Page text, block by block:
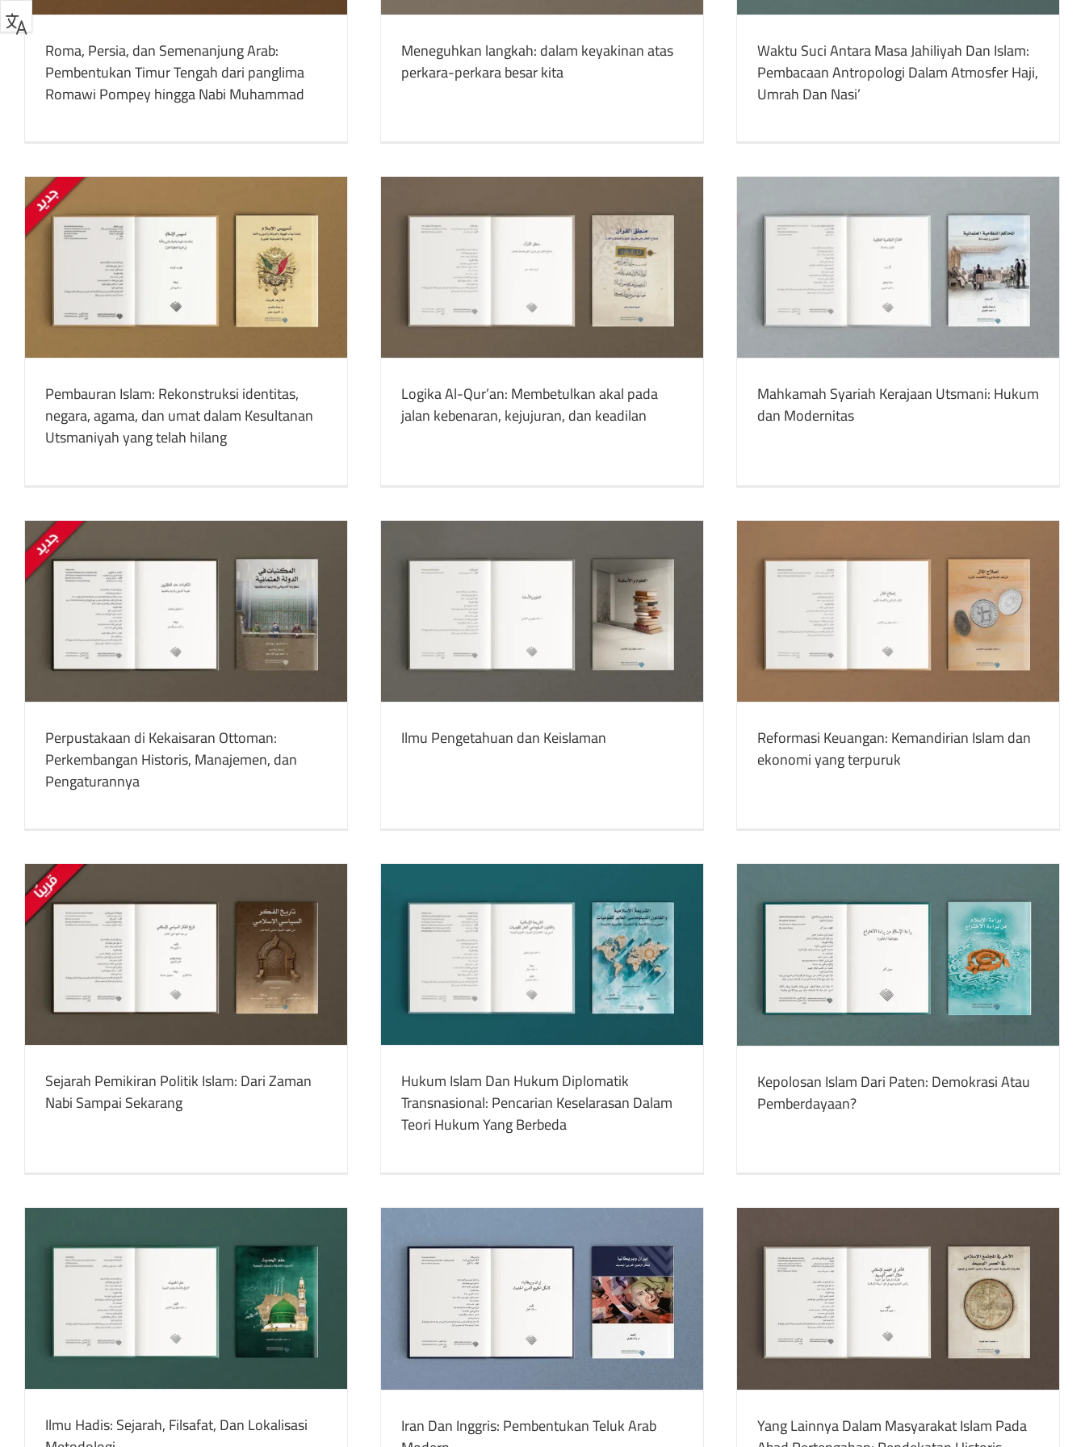
Roma, Persia, dan Semenanjung Arab:
Pembentukan Timur Tengah dari panglima
Romawi Pompey hingga Nabi Muhammad
Meneguhkan langkah: dalam keyakinan atas
perkara-perkara besar kita
Waktu Suci Antara Masa Jahiliyah Dan Islam:
Pembacaan Antropologi Dalam Atmosfer Haji,
Umrah Dan Nasi’
Pembauran Islam: Rekonstruksi identitas,
negara, agama, dan umat dalam Kesultanan
Utsmaniyah yang telah hilang
Logika Al-Qur’an: Membetulkan akal pada
jalan kebenaran, kejujuran, dan keadilan
buku Publikasi yang Ditulis
Logika Al-Qur’an: Membetulkan akal pada
jalan kebenaran, kejujuran, dan keadilan
Mahkamah Syariah Kerajaan Utsmani:
Hukum dan Modernitas
buku Publikasi Terjemahan
Mahkamah Syariah Kerajaan Utsmani: Hukum
dan Modernitas
Perpustakaan di Kekaisaran Ottoman:
Perkembangan Historis, Manajemen, dan
Pengaturannya
Ilmu Pengetahuan dan Keislaman
buku Publikasi yang Ditulis
Ilmu Pengetahuan dan Keislaman
Reformasi Keuangan: Kemandirian Islam dan
ekonomi yang terpuruk
buku Publikasi yang Ditulis
Reformasi Keuangan: Kemandirian Islam dan
ekonomi yang terpuruk
Sejarah Pemikiran Politik Islam: Dari Zaman
Nabi Sampai Sekarang
Hukum Islam Dan Hukum Diplomatik
Transnasional: Pencarian Keselarasan Dalam
Teori Hukum Yang Berbeda
buku Publikasi Terjemahan
Hukum Islam Dan Hukum Diplomatik
Transnasional: Pencarian Keselarasan Dalam
Teori Hukum Yang Berbeda
Kepolosan Islam Dari Paten: Demokrasi Atau
Pemberdayaan?
buku Publikasi yang Ditulis
Kepolosan Islam Dari Paten: Demokrasi Atau
Pemberdayaan?
Ilmu Hadis: Sejarah, Filsafat, Dan Lokalisasi
Iran Dan Inggris: Pembentukan Teluk Arab
Modern
buku Publikasi yang Ditulis
Iran Dan Inggris: Pembentukan Teluk Arab
Yang Lainnya Dalam Masyarakat Islam Pada
Abad Pertengahan: Pendekatan Historis
Tentang Pajak Dan Perdagangan Yahudi Di
Bawah Negara Islam
buku Konflik Arab-Israel Publikasi yang Ditulis
Yang Lainnya Dalam Masyarakat Islam Pada